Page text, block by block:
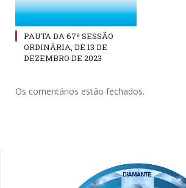
PAUTA DA 67ª SESSÃO
ORDINÁRIA, DE 13 DE
DEZEMBRO DE 2023
Os comentários estão fechados.